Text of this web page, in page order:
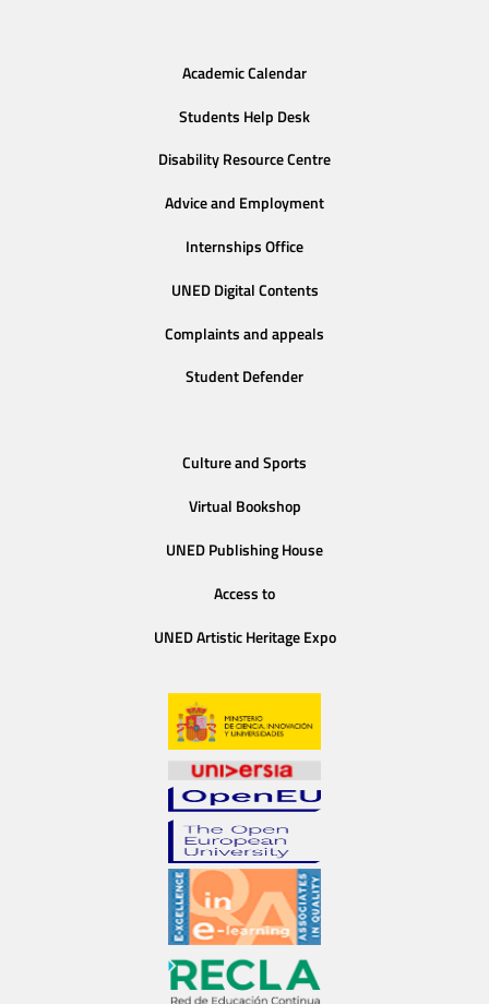
Academic Calendar
Students Help Desk
Disability Resource Centre
Advice and Employment
Internships Office
UNED Digital Contents
Complaints and appeals
Student Defender
Culture and Sports
Virtual Bookshop
UNED Publishing House
Access to
UNED Artistic Heritage Expo